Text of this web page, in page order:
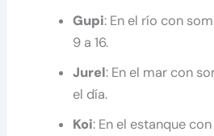
Gupi: En el río con
9 a 16.
Jurel: En el mar con
el día.
Koi: En el estanque